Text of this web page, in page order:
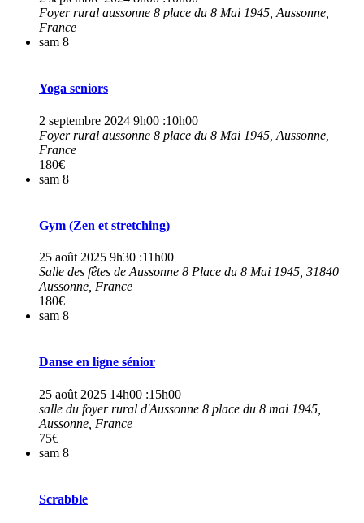
Foyer rural aussonne 8 place du 8 Mai 1945, Aussonne,
France
sam 8
Yoga seniors
2 septembre 2024 9h00 :10h00
Foyer rural aussonne 8 place du 8 Mai 1945, Aussonne,
France
180€
sam 8
Gym (Zen et stretching)
25 août 2025 9h30 :11h00
Salle des fêtes de Aussonne 8 Place du 8 Mai 1945, 31840
Aussonne, France
180€
sam 8
Danse en ligne sénior
25 août 2025 14h00 :15h00
salle du foyer rural d'Aussonne 8 place du 8 mai 1945,
Aussonne, France
75€
sam 8
Scrabble